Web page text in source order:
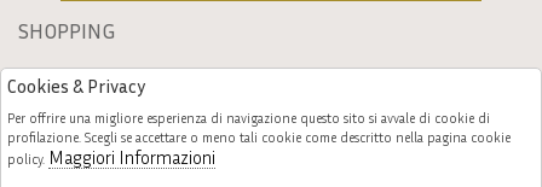
SHOPPING
Cookies & Privacy
Per offrire una migliore esperienza di navigazione questo sito si avvale di cookie di
profilazione. Scegli se accettare o meno tali cookie come descritto nella pagina cookie
policy. Maggiori Informazioni